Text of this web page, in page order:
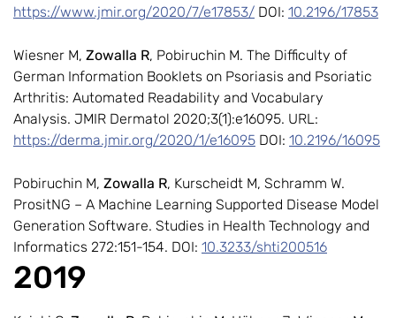
https://www.jmir.org/2020/7/e17853/ DOI: 10.2196/17853
Wiesner M, Zowalla R, Pobiruchin M. The Difficulty of
German Information Booklets on Psoriasis and Psoriatic
Arthritis: Automated Readability and Vocabulary
Analysis. JMIR Dermatol 2020;3(1):e16095. URL:
https://derma.jmir.org/2020/1/e16095 DOI: 10.2196/16095
Pobiruchin M, Zowalla R, Kurscheidt M, Schramm W.
PrositNG – A Machine Learning Supported Disease Model
Generation Software. Studies in Health Technology and
Informatics 272:151-154. DOI: 10.3233/shti200516
2019